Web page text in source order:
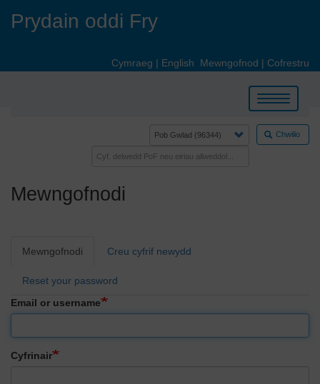
Prydain oddi Fry
Cymraeg | English Mewngofnod | Cofrestru
Toggle
navigation
Chwilio
Mewngofnodi
Primary
Mewngofnodi Creu cyfrif newydd
Reset your password
Email or username
Cyfrinair